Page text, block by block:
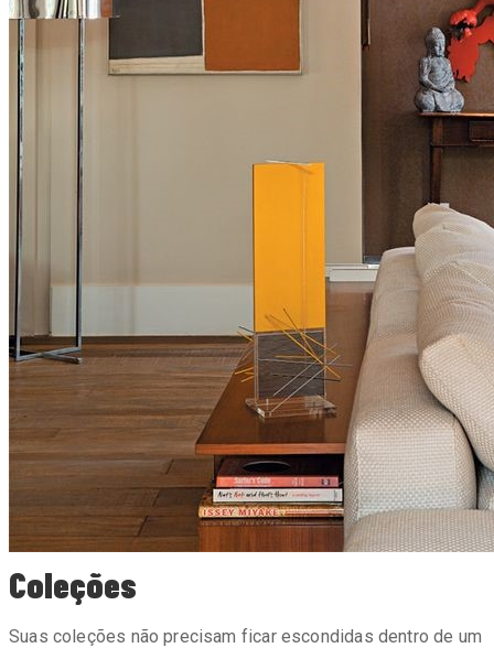
Coleções
Suas coleções não precisam ficar escondidas dentro de um